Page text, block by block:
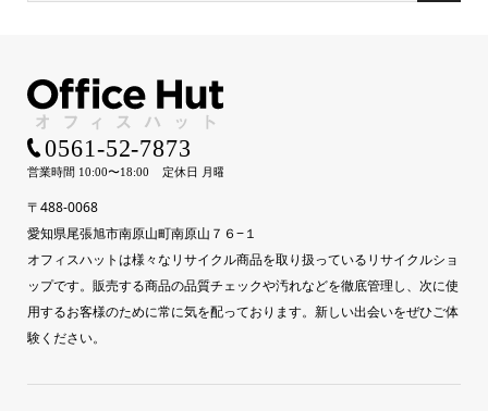
〒488-0068
愛知県尾張旭市南原山町南原山７６−１
オフィスハットは様々なリサイクル商品を取り扱っているリサイクルショ
ップです。販売する商品の品質チェックや汚れなどを徹底管理し、次に使
用するお客様のために常に気を配っております。新しい出会いをぜひご体
験ください。